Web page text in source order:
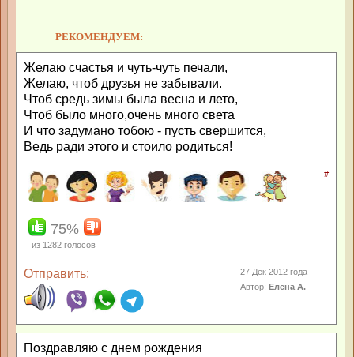
РЕКОМЕНДУЕМ:
Желаю счастья и чуть-чуть печали,
Желаю, чтоб друзья не забывали.
Чтоб средь зимы была весна и лето,
Чтоб было много,очень много света
И что задумано тобою - пусть свершится,
Ведь ради этого и стоило родиться!
#
75%
из 1282 голосов
Отправить:
27 Дек 2012 года
Автор:Елена А.
Поздравляю с днем рождения